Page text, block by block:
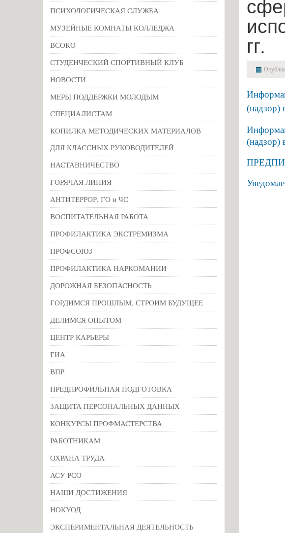
гг.
(надзор)
(надзор)
контроль
(надзор)
сфере
таких
2018-
гг.
ПСИХОЛОГИЧЕСКАЯ СЛУЖБА
МУЗЕЙНЫЕ КОМНАТЫ КОЛЛЕДЖА
ВСОКО
СТУДЕНЧЕСКИЙ СПОРТИВНЫЙ КЛУБ
НОВОСТИ
МЕРЫ ПОДДЕРЖКИ МОЛОДЫМ
СПЕЦИАЛИСТАМ
КОПИЛКА МЕТОДИЧЕСКИХ МАТЕРИАЛОВ
ДЛЯ КЛАССНЫХ РУКОВОДИТЕЛЕЙ
НАСТАВНИЧЕСТВО
ГОРЯЧАЯ ЛИНИЯ
АНТИТЕРРОР, ГО и ЧС
ВОСПИТАТЕЛЬНАЯ РАБОТА
ПРОФИЛАКТИКА ЭКСТРЕМИЗМА
ПРОФСОЮЗ
ПРОФИЛАКТИКА НАРКОМАНИИ
ДОРОЖНАЯ БЕЗОПАСНОСТЬ
ГОРДИМСЯ ПРОШЛЫМ, СТРОИМ БУДУЩЕЕ
ДЕЛИМСЯ ОПЫТОМ
ЦЕНТР КАРЬЕРЫ
ГИА
ВПР
ПРЕДПРОФИЛЬНАЯ ПОДГОТОВКА
ЗАЩИТА ПЕРСОНАЛЬНЫХ ДАННЫХ
КОНКУРСЫ ПРОФМАСТЕРСТВА
РАБОТНИКАМ
ОХРАНА ТРУДА
АСУ РСО
НАШИ ДОСТИЖЕНИЯ
НОКУОД
ЭКСПЕРИМЕНТАЛЬНАЯ ДЕЯТЕЛЬНОСТЬ